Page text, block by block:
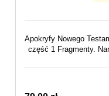
Apokryfy Nowego
część 1 Fragmenty.